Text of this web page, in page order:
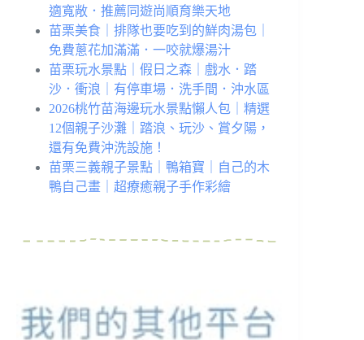
適寬敞．推薦同遊尚順育樂天地
苗栗美食｜排隊也要吃到的鮮肉湯包｜
免費蔥花加滿滿．一咬就爆湯汁
苗栗玩水景點｜假日之森｜戲水．踏
沙．衝浪｜有停車場．洗手間．沖水區
2026桃竹苗海邊玩水景點懶人包｜精選
12個親子沙灘｜踏浪、玩沙、賞夕陽，
還有免費沖洗設施！
苗栗三義親子景點｜鴨箱寶｜自己的木
鴨自己畫｜超療癒親子手作彩繪